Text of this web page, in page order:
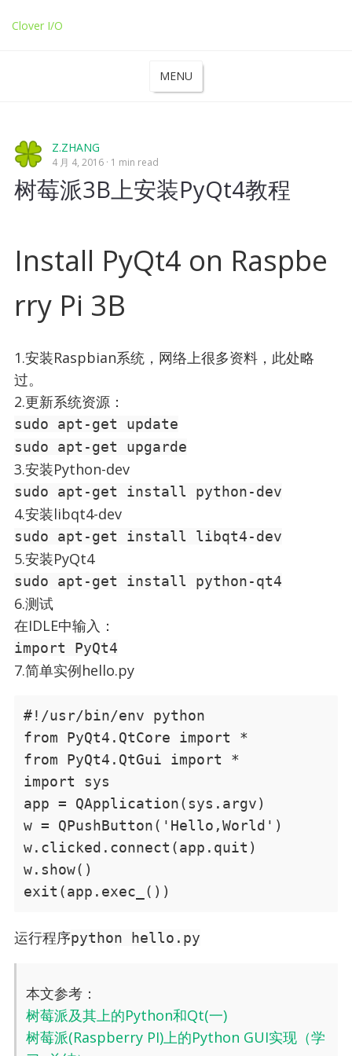
Clover I/O
MENU
Z.ZHANG
4 月 4, 2016 1 min read
树莓派3B上安装PyQt4教程
Install PyQt4 on Raspbe
rry Pi 3B
1.安装Raspbian系统，网络上很多资料，此处略
过。
2.更新系统资源：
sudo apt-get update
sudo apt-get upgarde
3.安装Python-dev
sudo apt-get install python-dev
4.安装libqt4-dev
sudo apt-get install libqt4-dev
5.安装PyQt4
sudo apt-get install python-qt4
6.测试
在IDLE中输入：
import PyQt4
7.简单实例hello.py
#!/usr/bin/env python
from PyQt4.QtCore import *
from PyQt4.QtGui import *
import sys
app = QApplication(sys.argv)
w = QPushButton('Hello,World')
w.clicked.connect(app.quit)
w.show()
exit(app.exec_())
运行程序python hello.py
本文参考：
树莓派及其上的Python和Qt(一)
树莓派(Raspberry PI)上的Python GUI实现（学